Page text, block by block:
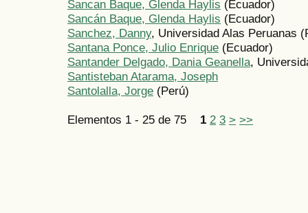
Sancan Baque, Glenda Haylis (Ecuador)
Sancán Baque, Glenda Haylis (Ecuador)
Sanchez, Danny, Universidad Alas Peruanas
Santana Ponce, Julio Enrique (Ecuador)
Santander Delgado, Dania Geanella,
Santisteban Atarama, Joseph
Santolalla, Jorge (Perú)
Elementos 1 - 25 de 75 1 2 3 > >>